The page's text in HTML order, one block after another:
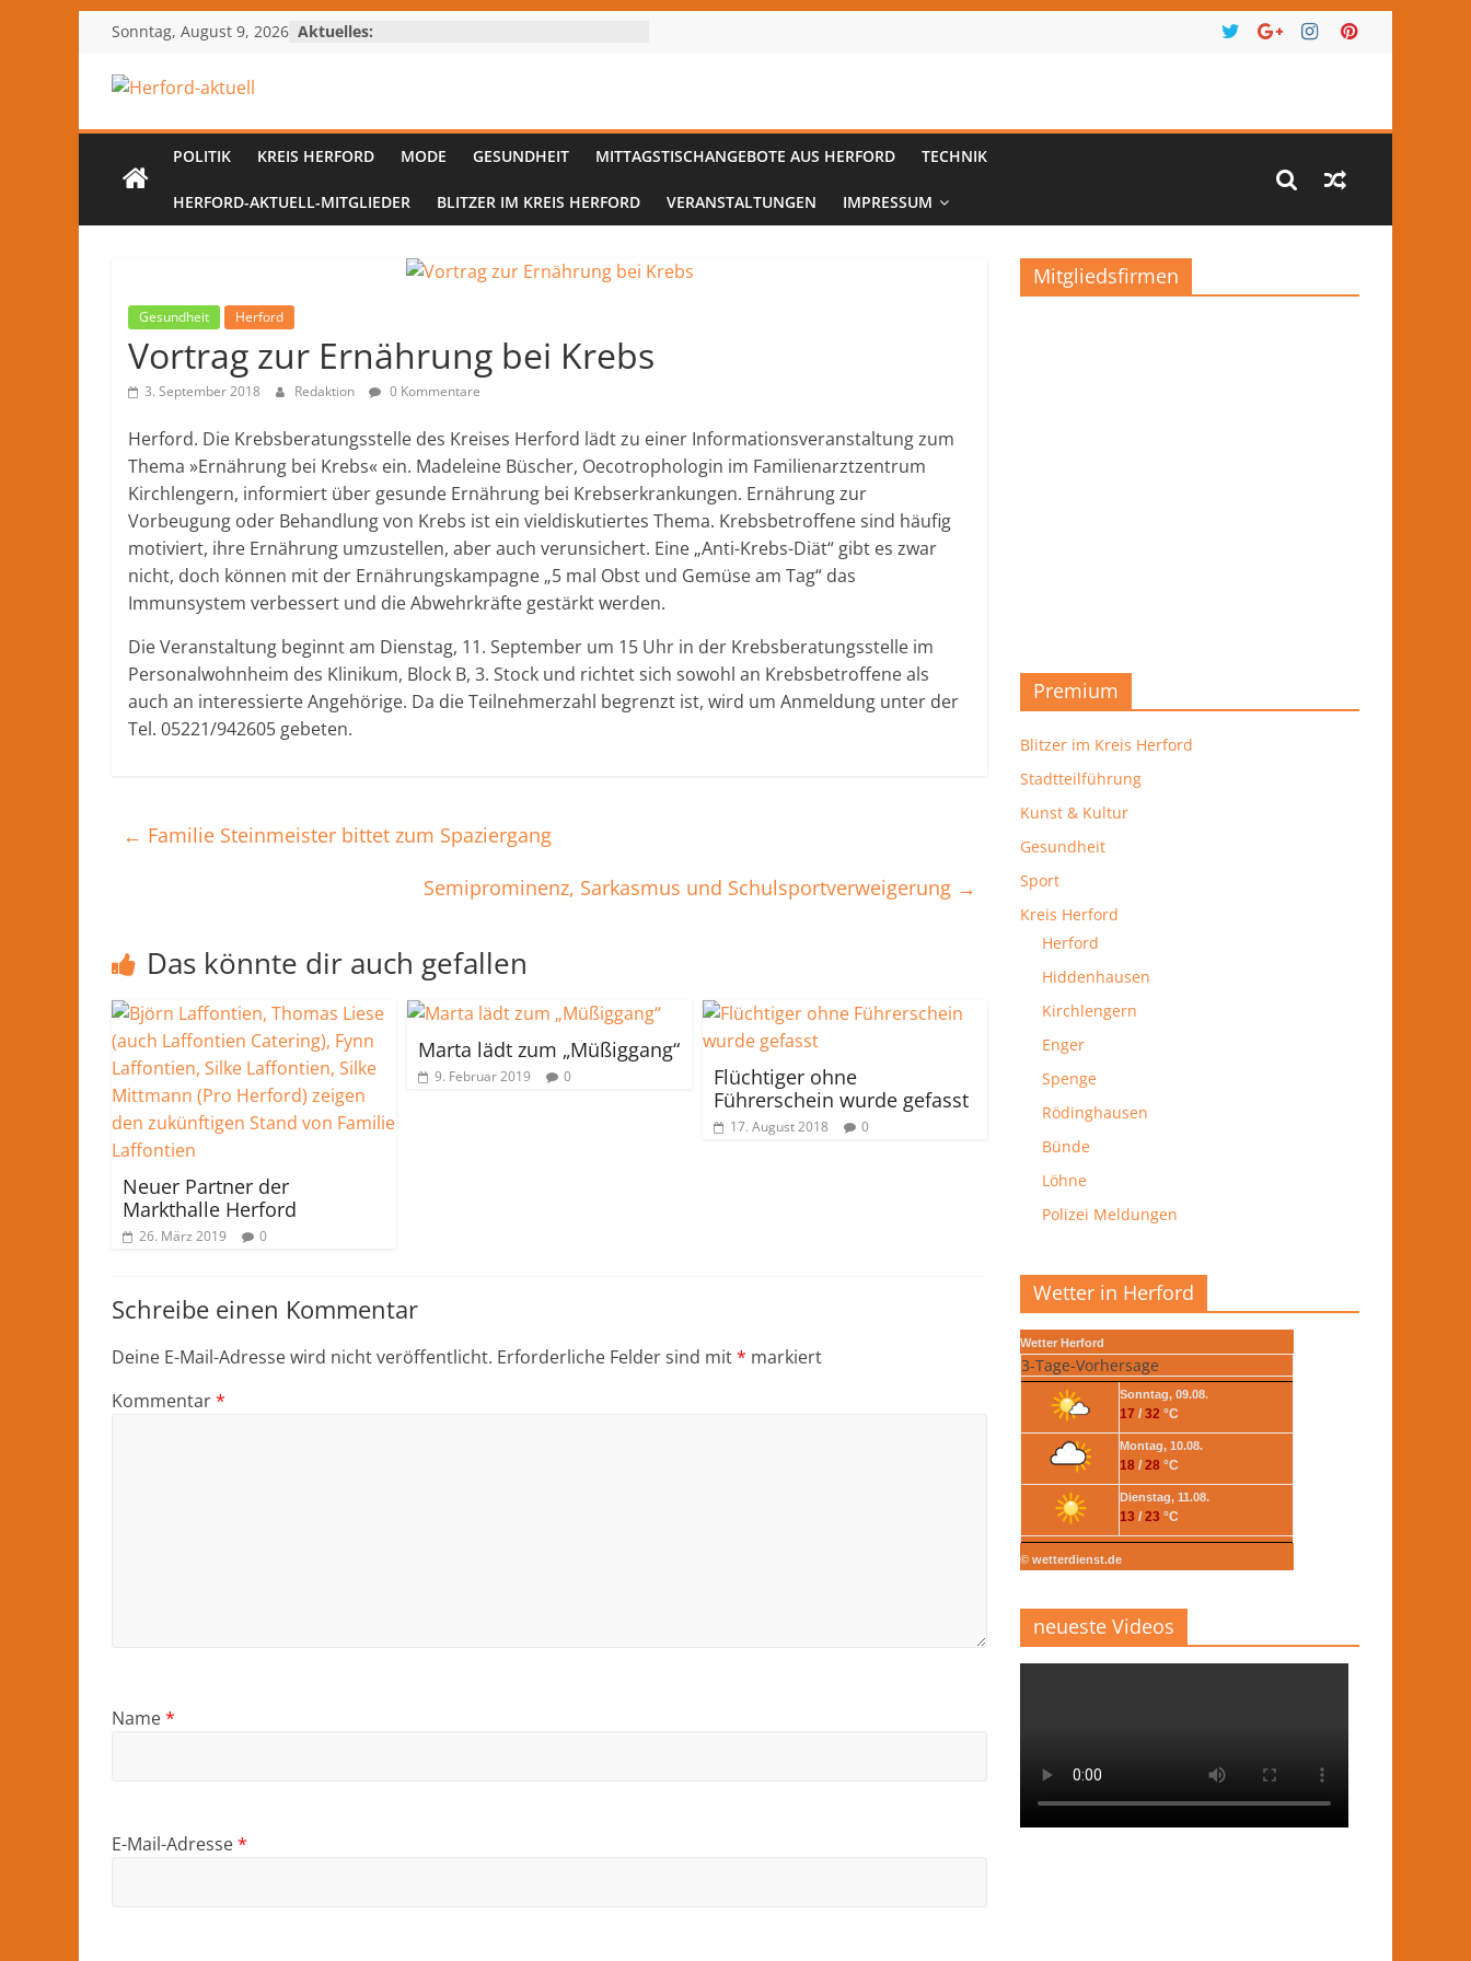
Zum
springen
Sonntag, August 9, 2026 Aktuelles:
Herford-
aktuell
Nachrichten
Herford
und
Kreis
Herford
lokale
Nachrichten
und
mehr
aus
Herford
im
Kreis
Herford
POLITIK KREIS HERFORD MODE GESUNDHEIT MITTAGSTISCHANGEBOTE AUS HERFORD TECHNIK
HERFORD-AKTUELL-MITGLIEDER BLITZER IM KREIS HERFORD VERANSTALTUNGEN IMPRESSUM
Gesundheit Herford
Vortrag zur Ernährung bei Krebs
3. September 2018 Redaktion 0 Kommentare
Herford. Die Krebsberatungsstelle des Kreises Herford lädt zu einer Informationsveranstaltung zum
Thema »Ernährung bei Krebs« ein. Madeleine Büscher, Oecotrophologin im Familienarztzentrum
Kirchlengern, informiert über gesunde Ernährung bei Krebserkrankungen. Ernährung zur
Vorbeugung oder Behandlung von Krebs ist ein vieldiskutiertes Thema. Krebsbetroffene sind häufig
motiviert, ihre Ernährung umzustellen, aber auch verunsichert. Eine „Anti-Krebs-Diät“ gibt es zwar
nicht, doch können mit der Ernährungskampagne „5 mal Obst und Gemüse am Tag“ das
Immunsystem verbessert und die Abwehrkräfte gestärkt werden.
Die Veranstaltung beginnt am Dienstag, 11. September um 15 Uhr in der Krebsberatungsstelle im
Personalwohnheim des Klinikum, Block B, 3. Stock und richtet sich sowohl an Krebsbetroffene als
auch an interessierte Angehörige. Da die Teilnehmerzahl begrenzt ist, wird um Anmeldung unter der
Tel. 05221/942605 gebeten.
← Familie Steinmeister bittet zum Spaziergang
Semiprominenz, Sarkasmus und Schulsportverweigerung →
Das könnte dir auch gefallen
Neuer Partner der
Markthalle Herford
26. März 2019 0
Marta lädt zum „Müßiggang“
9. Februar 2019 0
Flüchtiger ohne
Führerschein wurde gefasst
17. August 2018 0
Schreibe einen Kommentar
Deine E-Mail-Adresse wird nicht veröffentlicht. Erforderliche Felder sind mit* markiert
Kommentar*
Name*
E-Mail-Adresse*
Mitgliedsfirmen
Premium
Blitzer im Kreis Herford
Stadtteilführung
Kunst & Kultur
Gesundheit
Sport
Kreis Herford
Herford
Hiddenhausen
Kirchlengern
Enger
Spenge
Rödinghausen
Bünde
Löhne
Polizei Meldungen
Wetter in Herford
Wetter Herford
3-Tage-Vorhersage
Sonntag, 09.08.
17 / 32 °C
Montag, 10.08.
18 / 28 °C
Dienstag, 11.08.
13 / 23 °C
© wetterdienst.de
neueste Videos